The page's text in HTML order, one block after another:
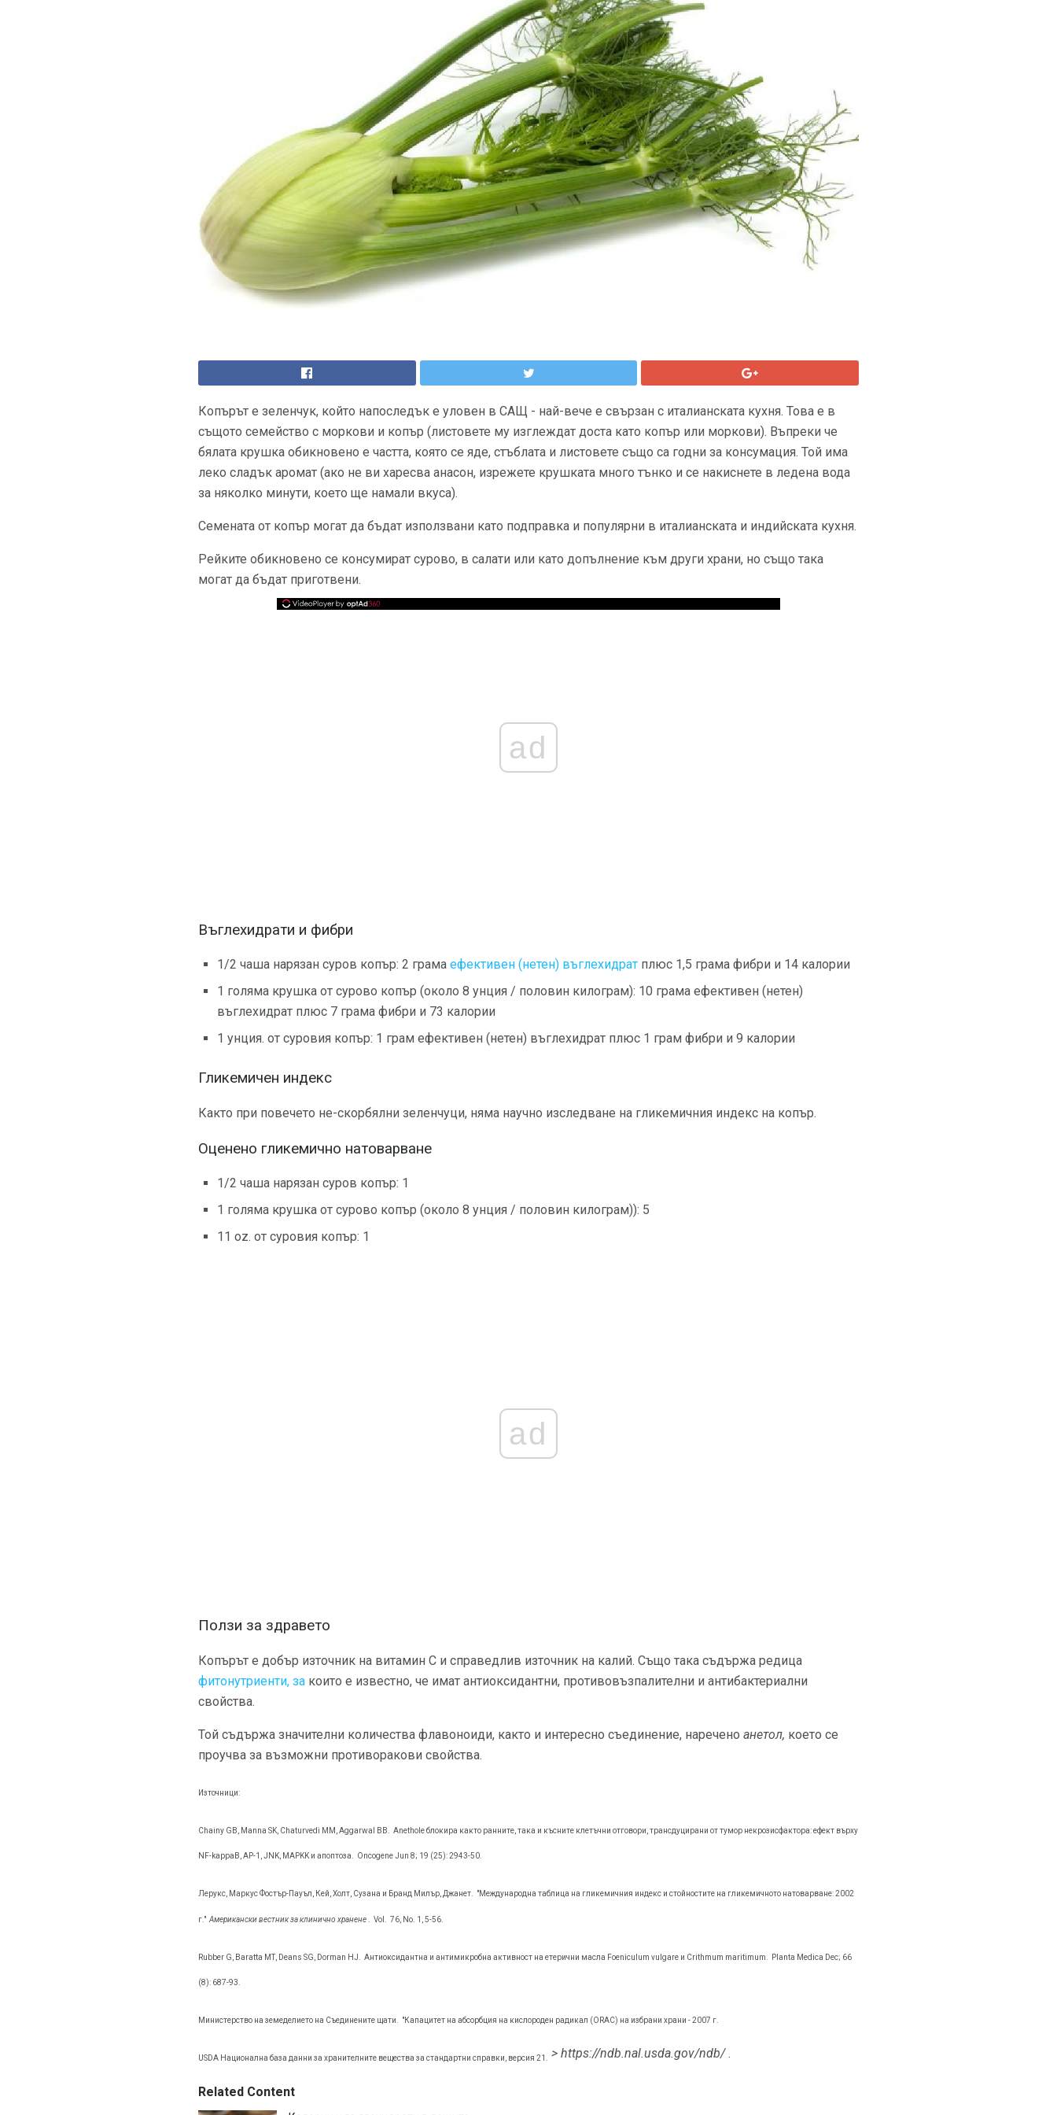
Копърът е зеленчук, който напоследък е уловен в САЩ - най-вече е свързан с италианската кухня. Това е в
същото семейство с моркови и копър (листовете му изглеждат доста като копър или моркови). Въпреки че
бялата крушка обикновено е частта, която се яде, стъблата и листовете също са годни за консумация. Той има
леко сладък аромат (ако не ви харесва анасон, изрежете крушката много тънко и се накиснете в ледена вода
за няколко минути, което ще намали вкуса).
Семената от копър могат да бъдат използвани като подправка и популярни в италианската и индийската кухня.
Рейките обикновено се консумират сурово, в салати или като допълнение към други храни, но също така
могат да бъдат приготвени.
ad
Въглехидрати и фибри
1/2 чаша нарязан суров копър: 2 грама ефективен (нетен) въглехидрат плюс 1,5 грама фибри и 14 калории
1 голяма крушка от сурово копър (около 8 унция / половин килограм): 10 грама ефективен (нетен)
въглехидрат плюс 7 грама фибри и 73 калории
1 унция. от суровия копър: 1 грам ефективен (нетен) въглехидрат плюс 1 грам фибри и 9 калории
Гликемичен индекс
Както при повечето не-скорбялни зеленчуци, няма научно изследване на гликемичния индекс на копър.
Оценено гликемично натоварване
1/2 чаша нарязан суров копър: 1
1 голяма крушка от сурово копър (около 8 унция / половин килограм)): 5
11 oz. от суровия копър: 1
ad
Ползи за здравето
Копърът е добър източник на витамин С и справедлив източник на калий. Също така съдържа редица
фитонутриенти, за които е известно, че имат антиоксидантни, противовъзпалителни и антибактериални
свойства.
Той съдържа значителни количества флавоноиди, както и интересно съединение, наречено анетол, което се
проучва за възможни противоракови свойства.
Източници:
Chainy GB, Manna SK, Chaturvedi MM, Aggarwal BB. Anethole блокира както ранните, така и късните клетъчни отговори, трансдуцирани от тумор некрозисфактора: ефект върху
NF-kappaB, АР-1, JNK, MAPKK и апоптоза. Oncogene Jun 8; 19 (25): 2943-50.
Лерукс, Маркус Фостър-Пауъл, Кей, Холт, Сузана и Бранд Милър, Джанет. "Международна таблица на гликемичния индекс и стойностите на гликемичното натоварване: 2002
г." Американски вестник за клинично хранене Vol. 76, No. 1, 5-56.
Rubber G, Baratta МТ, Deans SG, Dorman HJ. Антиоксидантна и антимикробна активност на етерични масла Foeniculum vulgare и Crithmum maritimum. Planta Medica Dec; 66
(8): 687-93.
Министерство на земеделието на Съединените щати. "Капацитет на абсорбция на кислороден радикал (ORAC) на избрани храни - 2007 г.
USDA Национална база данни за хранителните вещества за стандартни справки, версия 21. > https://ndb.nal.usda.gov/ndb/.
Related Content